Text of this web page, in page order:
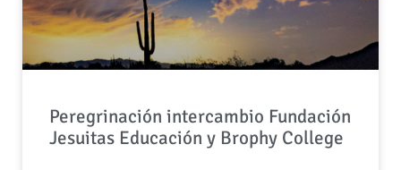
Peregrinación intercambio Fundación
Jesuitas Educación y Brophy College